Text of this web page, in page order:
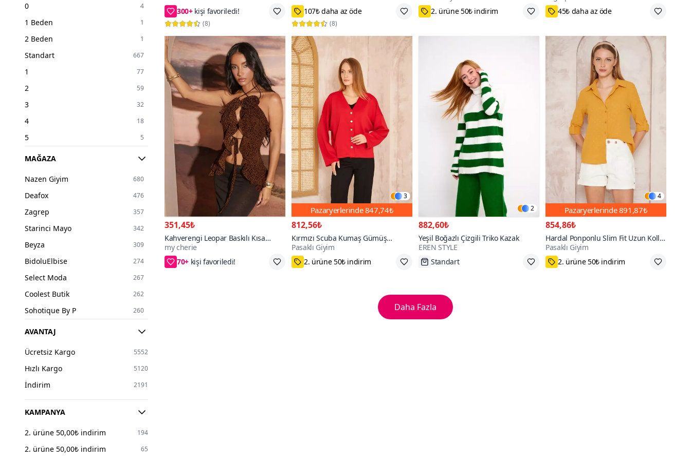
0 4
1 Beden 1
2 Beden 1
Standart 667
1 77
2 59
3 32
4 18
5 5
6
2X 1
4XL 151
5XL 22
6XL 6
7XL 5
8XL 1
25 1
26 5
27 5
MAĞAZA
Nazen Giyim 680
Deafox 476
Zagrep 357
Starinci Mayo 342
Beyza 309
BidoluElbise 274
Select Moda 267
Coolest Butik 262
Sohotique By P 260
Luvita Co
Moda Mihram
İLKCET MODA
my cherie 206
AVANTAJ
Ücretsiz Kargo 5552
Hızlı Kargo 5120
İndirim 2191
KAMPANYA
2. ürüne 50,00₺ indirim 194
2. ürüne 50,00₺ indirim 65
Abiye Elbise
120₺ daha az öde
(8)
1,2,3
(8)
75₺ Kupon Fırsatı
M,L,XS,S
351,45₺
Kahverengi Leopar Baskılı Kısa
Fırfırlı Bağcıklı Büstiyer
my cherie
70+
S/M,L/XL,2XL/3XL
3
Pazaryerlerinde847,74₺
812,56₺
Kırmızı Scuba Kumaş Gümüş
Düğme Detaylı Cepli Ceket Hırka
Pasaklı Giyim
75₺ Kupon Fırsatı
2
882,60₺
Yeşil Boğazlı Çizgili Triko Kazak
EREN STYLE
Tükenmek Üzere
4
Pazaryerlerinde891,87₺
854,86₺
Hardal Ponponlu Slim Fit Uzun Kollu
Gömlek
Pasaklı Giyim
75₺ Kupon Fırsatı
Daha Fazla